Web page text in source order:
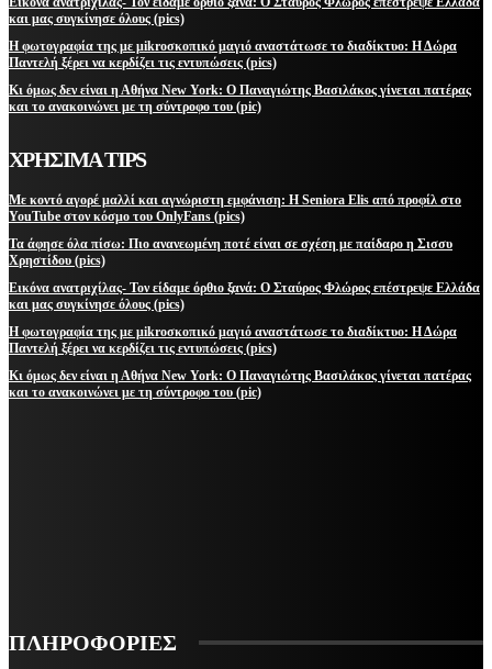
και μας συγκίνησε όλους (pics)
Η φωτογραφία της με μikroσκοπικό μαγιό αναστάτωσε το διαδίκτυο: Η Δώρα
Παντελή ξέρει να κερδίζει τις εντυπώσεις (pics)
Κι όμως δεν είναι η Αθήνα New York: Ο Παναγιώτης Βασιλάκος γίνεται πατέρας
και το ανακοινώνει με τη σύντροφο του (pic)
ΧΡΗΣΙΜΑ TIPS
Με κοντό αγορέ μαλλί και αγνώριστη εμφάνιση: Η Seniora Elis από προφίλ στο
YouTube στον κόσμο του OnlyFans (pics)
Τα άφησε όλα πίσω: Πιο ανανεωμένη ποτέ είναι σε σχέση με παίδαρο η Σισσυ
Χρηστίδου (pics)
Εικόνα ανατριχίλας- Τον είδαμε όρθιο ξανά: Ο Σταύρος Φλώρος επέστρεψε Ελλάδα
και μας συγκίνησε όλους (pics)
Η φωτογραφία της με μikroσκοπικό μαγιό αναστάτωσε το διαδίκτυο: Η Δώρα
Παντελή ξέρει να κερδίζει τις εντυπώσεις (pics)
Κι όμως δεν είναι η Αθήνα New York: Ο Παναγιώτης Βασιλάκος γίνεται πατέρας
και το ανακοινώνει με τη σύντροφο του (pic)
ΠΛΗΡΟΦΟΡΙΕΣ